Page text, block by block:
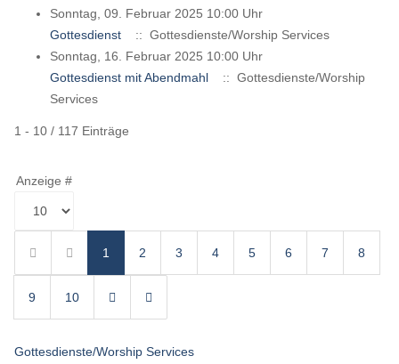
Sonntag, 09. Februar 2025 10:00 Uhr
Gottesdienst
:: Gottesdienste/Worship Services
Sonntag, 16. Februar 2025 10:00 Uhr
Gottesdienst mit Abendmahl
:: Gottesdienste/Worship
Services
Limite der Paginierungsliste
1 - 10 / 117 Einträge
Anzeige #
1 2 3 4 5 6 7 8
9 10
Gottesdienste/Worship Services